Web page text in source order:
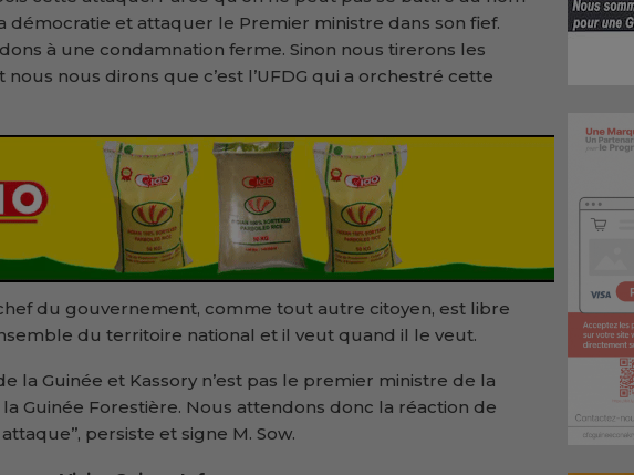
démocratie et attaquer le Premier ministre dans son fief.
à une condamnation ferme. Sinon nous tirerons les
nous dirons que c’est l’UFDG qui a orchestré cette
du gouvernement, comme tout autre citoyen, est libre
du territoire national et il veut quand il le veut.
la Guinée et Kassory n’est pas le premier ministre de la
la Guinée Forestière. Nous attendons donc la réaction de
persiste et signe M. Sow.